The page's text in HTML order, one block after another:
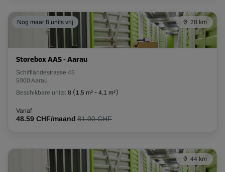
Nog maar 8 units vrij 28 km
Storebox AAS - Aarau
Schiffländestrasse 45
5000 Aarau
Beschikbare units: 8 ( 1,5 m² - 4,1 m²)
Vanaf
48.59 CHF/maand 81.00 CHF
44 km